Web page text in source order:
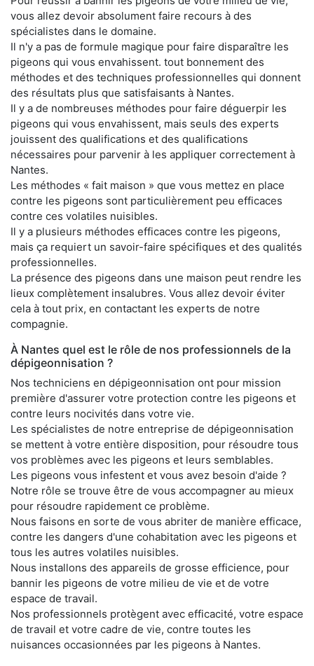
vous allez devoir absolument faire recours à des
spécialistes dans le domaine.
Il n'y a pas de formule magique pour faire disparaître les
pigeons qui vous envahissent. tout bonnement des
méthodes et des techniques professionnelles qui donnent
des résultats plus que satisfaisants à Nantes.
Il y a de nombreuses méthodes pour faire déguerpir les
pigeons qui vous envahissent, mais seuls des experts
jouissent des qualifications et des qualifications
nécessaires pour parvenir à les appliquer correctement à
Nantes.
Les méthodes « fait maison » que vous mettez en place
contre les pigeons sont particulièrement peu efficaces
contre ces volatiles nuisibles.
Il y a plusieurs méthodes efficaces contre les pigeons,
mais ça requiert un savoir-faire spécifiques et des qualités
professionnelles.
La présence des pigeons dans une maison peut rendre les
lieux complètement insalubres. Vous allez devoir éviter
cela à tout prix, en contactant les experts de notre
compagnie.
À Nantes quel est le rôle de nos professionnels de la
dépigeonnisation ?
Nos techniciens en dépigeonnisation ont pour mission
première d'assurer votre protection contre les pigeons et
contre leurs nocivités dans votre vie.
Les spécialistes de notre entreprise de dépigeonnisation
se mettent à votre entière disposition, pour résoudre tous
vos problèmes avec les pigeons et leurs semblables.
Les pigeons vous infestent et vous avez besoin d'aide ?
Notre rôle se trouve être de vous accompagner au mieux
pour résoudre rapidement ce problème.
Nous faisons en sorte de vous abriter de manière efficace,
contre les dangers d'une cohabitation avec les pigeons et
tous les autres volatiles nuisibles.
Nous installons des appareils de grosse efficience, pour
bannir les pigeons de votre milieu de vie et de votre
espace de travail.
Nos professionnels protègent avec efficacité, votre espace
de travail et votre cadre de vie, contre toutes les
nuisances occasionnées par les pigeons à Nantes.